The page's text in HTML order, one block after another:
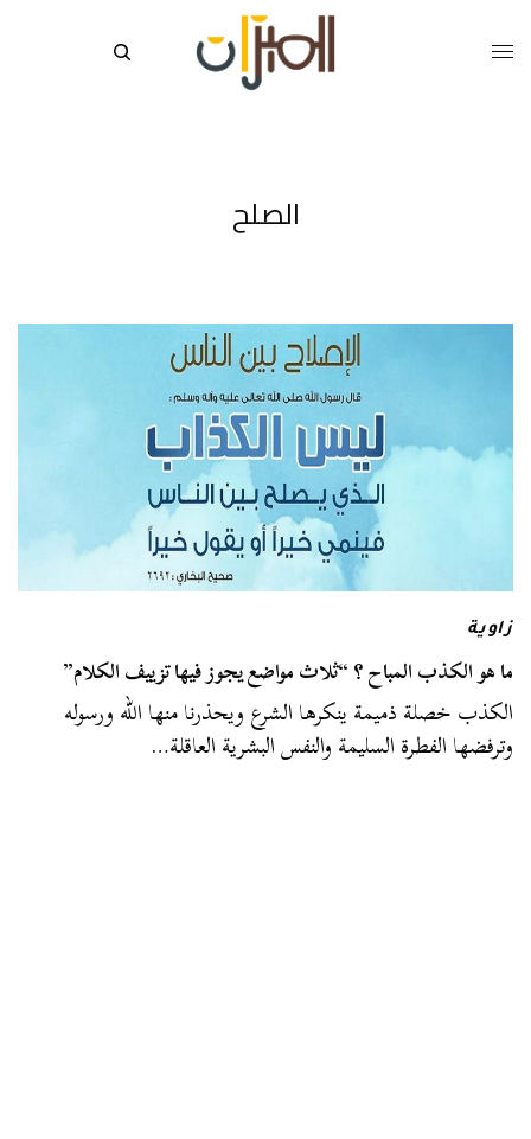
الصلح
زاوية
ما هو الكذب المباح ؟ “ثلاث مواضع يجوز فيها تزييف الكلام”
الكذب خصلة ذميمة ينكرها الشرع ويحذرنا منها الله ورسوله
وترفضها الفطرة السليمة والنفس البشرية العاقلة…